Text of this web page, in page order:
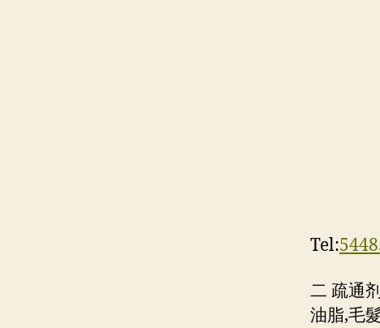
Tel:
二 疏通
油脂,毛